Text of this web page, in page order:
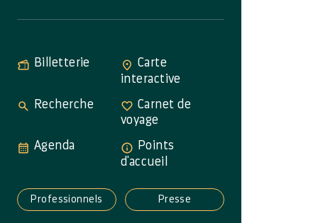
Billetterie
Carte
interactive
Recherche
Carnet de
voyage
Agenda
Points
d'accueil
Professionnels Presse